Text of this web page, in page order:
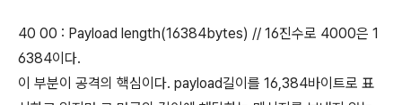
40 00 : Payload length(16384bytes) // 16진수로 4000은 1
6384이다.
이 부분이 공격의 핵심이다. payload길이를 16,384바이트로 표